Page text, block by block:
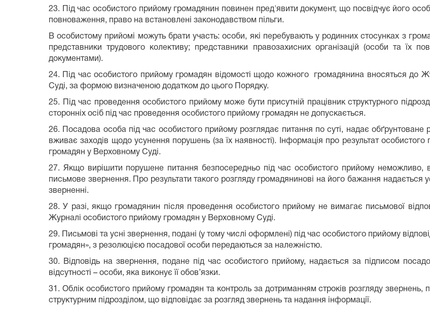
23. Під час особистого прийому громадянин повинен пред'явити документ, що посвідчує його
повноваження, право на встановлені законодавством пільги.
В особистому прийомі можуть брати участь: особи, які перебувають у родинних стосунках з
представники трудового колективу; представники правозахисних організацій (особи та їх
документами).
24. Під час особистого прийому громадян відомості щодо кожного громадянина вносяться до
Суді, за формою визначеною додатком до цього Порядку.
25. Під час проведення особистого прийому може бути присутній працівник структурного
сторонніх осіб під час проведення особистого прийому громадян не допускається.
26. Посадова особа під час особистого прийому розглядає питання по суті, надає обґрунтоване
вживає заходів щодо усунення порушень (за їх наявності). Інформація про результат
громадян у Верховному Суді.
27. Якщо вирішити порушене питання безпосередньо під час особистого прийому неможливо,
письмове звернення. Про результати такого розгляду громадянинові на його бажання надається
зверненні.
28. У разі, якщо громадянин після проведення особистого прийому не вимагає письмової
Журналі особистого прийому громадян у Верховному Суді.
29. Письмові та усні звернення, подані (у тому числі оформлені) під час особистого прийому
громадян», з резолюцією посадової особи передаються за належністю.
30. Відповідь на звернення, подане під час особистого прийому, надається за підписом
відсутності – особи, яка виконує її обов’язки.
31. Облік особистого прийому громадян та контроль за дотриманням строків розгляду звернень,
структурним підрозділом, що відповідає за розгляд звернень та надання інформації.